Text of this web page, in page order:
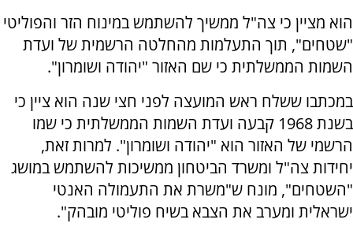
הוא מציין כי צה"ל ממשיך להשתמש במינוח הזר והפוליטי
"שטחים", תוך התעלמות מהחלטה הרשמית של ועדת
השמות הממשלתית כי שם האזור "יהודה ושומרון".
במכתבו ששלח ראש המועצה לפני חצי שנה הוא ציין כי
בשנת 1968 קבעה ועדת השמות הממשלתית כי שמו
הרשמי של האזור הוא "יהודה ושומרון". למרות זאת,
יחידות צה"ל ומשרד הביטחון ממשיכות להשתמש במושג
"השטחים", מונח ש"משרת את התעמולה האנטי
ישראלית ומערב את הצבא בשיח פוליטי מובהק".